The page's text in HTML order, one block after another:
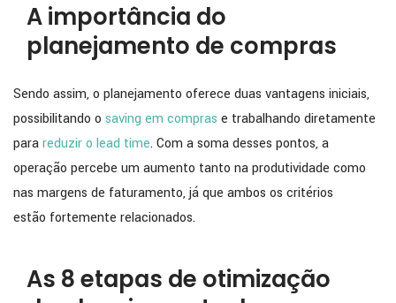
A importância do
planejamento de compras
Sendo assim, o planejamento oferece duas vantagens iniciais,
possibilitando o saving em compras e trabalhando diretamente
parareduzir o lead time. Com a soma desses pontos, a
operação percebe um aumento tanto na produtividade como
nas margens de faturamento, já que ambos os critérios
estão fortemente relacionados.
As 8 etapas de otimização